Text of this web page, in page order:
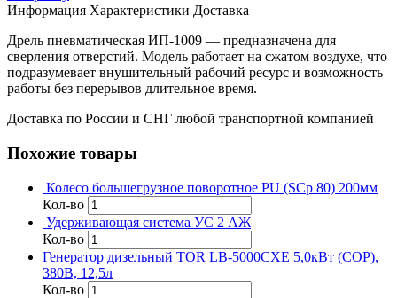
Информация Характеристики Доставка
Дрель пневматическая ИП-1009 — предназначена для
сверления отверстий. Модель работает на сжатом воздухе, что
подразумевает внушительный рабочий ресурс и возможность
работы без перерывов длительное время.
Доставка по России и СНГ любой транспортной компанией
Похожие товары
Колесо большегрузное поворотное PU (SCp 80) 200мм
Кол-во
Удерживающая система УС 2 АЖ
Кол-во
Генератор дизельный TOR LB-5000CXE 5,0кВт (COP),
380В, 12,5л
Кол-во